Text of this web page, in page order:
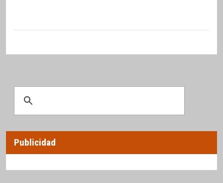
Publicidad